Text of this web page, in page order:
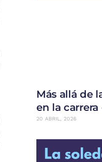
Más allá de
en la carrera
20 ABRIL, 2026